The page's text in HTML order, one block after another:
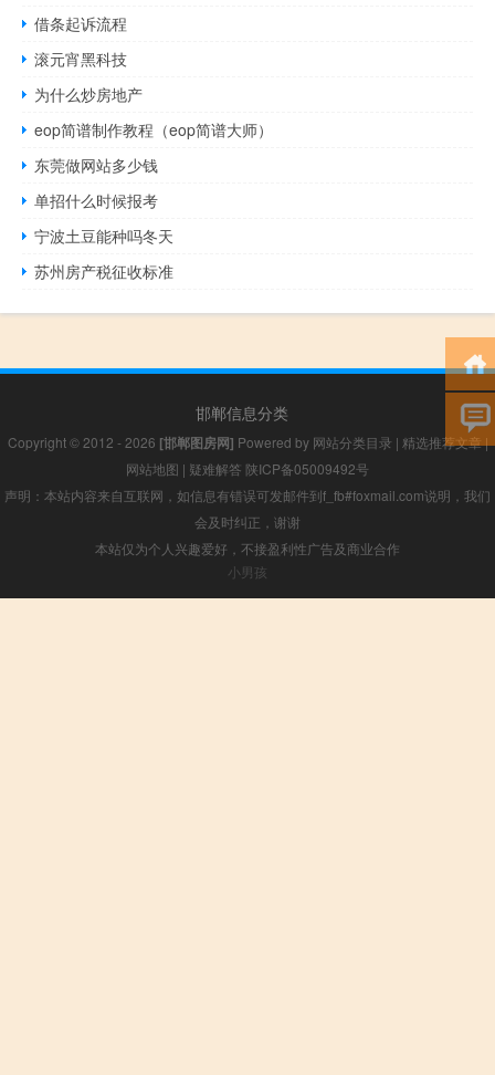
借条起诉流程
滚元宵黑科技
为什么炒房地产
eop简谱制作教程（eop简谱大师）
东莞做网站多少钱
单招什么时候报考
宁波土豆能种吗冬天
苏州房产税征收标准
邯郸信息分类
Copyright © 2012 - 2026 [邯郸图房网] Powered by 网站分类目录 | 精选推荐文章|
网站地图 | 疑难解答 陕ICP备05009492号
声明：本站内容来自互联网，如信息有错误可发邮件到f_fb#foxmail.com说明，我们
会及时纠正，谢谢
本站仅为个人兴趣爱好，不接盈利性广告及商业合作
小男孩